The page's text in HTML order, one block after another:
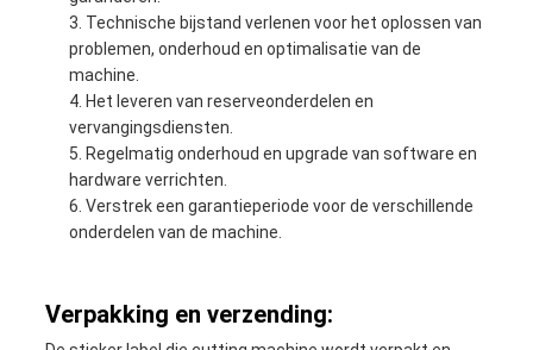
Technische bijstand verlenen voor het oplossen van
problemen, onderhoud en optimalisatie van de
machine.
Het leveren van reserveonderdelen en
vervangingsdiensten.
Regelmatig onderhoud en upgrade van software en
hardware verrichten.
Verstrek een garantieperiode voor de verschillende
onderdelen van de machine.
Verpakking en verzending: